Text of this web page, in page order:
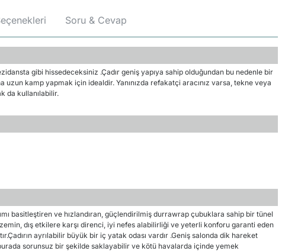
Soru & Cevap
gibi hissedeceksiniz .Çadır geniş yapıya sahip olduğundan bu nedenle bir
uzun kamp yapmak için idealdir. Yanınızda refakatçi aracınız varsa, tekne veya
da kullanılabilir.
basitleştiren ve hızlandıran, güçlendirilmiş durrawrap çubuklara sahip bir tünel
dış etkilere karşı direnci, iyi nefes alabilirliği ve yeterli konforu garanti eden
ayrılabilir büyük bir iç yatak odası vardır .Geniş salonda dik hareket
sorunsuz bir şekilde saklayabilir ve kötü havalarda içinde yemek